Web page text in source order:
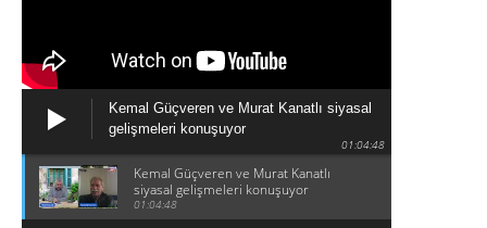
Kemal Güçveren ve Murat Kanatlı siyasal
gelişmeleri konuşuyor
01:04:48
Kemal Güçveren ve Murat Kanatlı
siyasal gelişmeleri konuşuyor
01:04:48